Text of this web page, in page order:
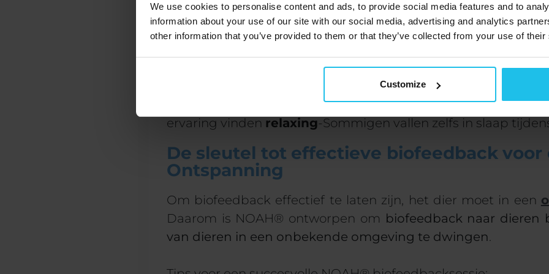
We use cookies to personalise content and ads, to provide social media features and to
information about your use of our site with our social media, advertising and analytics
other information that you’ve provided to them or that they’ve collected from your use of
Customize
Manyhuisdiereigenarenwonderof kwantum biofeedback
de ervaring is volledig veilig en
dit soortbiofeedback sessie
aangesloten op het quantum biofeedback apparaat.
ervaring vinden relaxing-Sommigen vallen zelfs in slaap
De sleutel tot effectieve biofeedback voor
Ontspanning
Om biofeedback effectief te laten zijn, het dier moet in een
Daarom is NOAH® ontworpen om biofeedback naar dieren
van dieren in een onbekende omgeving te dwingen.